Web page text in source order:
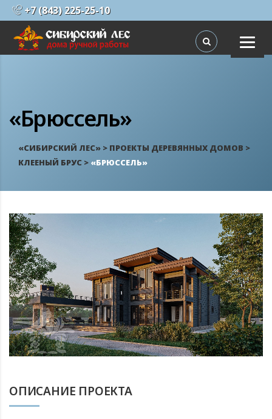
ПРОФБРУСА
БАНИ, БЕСЕДКИ, ГАРАЖИ КОМБИНИРОВАННЫЕ ДОМА
+7 (843) 225-25-10
«Брюссель»
«СИБИРСКИЙ ЛЕС» > ПРОЕКТЫ ДЕРЕВЯННЫХ ДОМОВ >
КЛЕЕНЫЙ БРУС > «БРЮССЕЛЬ»
ОПИСАНИЕ ПРОЕКТА